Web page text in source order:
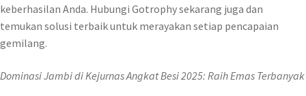
keberhasilan Anda. Hubungi Gotrophy sekarang juga dan
temukan solusi terbaik untuk merayakan setiap pencapaian
gemilang.
Dominasi Jambi di Kejurnas Angkat Besi 2025: Raih Emas Terbanyak